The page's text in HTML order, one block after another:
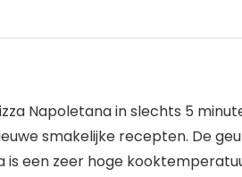
Napoletana in slechts 5
smakelijke recepten. De
is een zeer hoge